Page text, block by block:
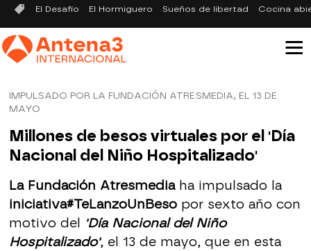
El Desafío El Hormiguero Sueños de libertad Cocina
IMPULSADO POR LA FUNDACIÓN ATRESMEDIA, EL 13 DE
MAYO
Millones de besos virtuales por el 'Día
Nacional del Niño Hospitalizado'
La Fundación Atresmediaha impulsado la
iniciativa#TeLanzoUnBesopor sexto año con
motivo del 'Día Nacional del Niño
Hospitalizado', el 13 de mayo, que en esta